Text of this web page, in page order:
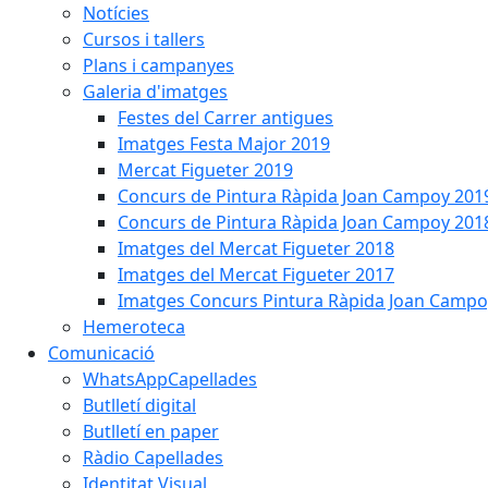
Notícies
Cursos i tallers
Plans i campanyes
Galeria d'imatges
Festes del Carrer antigues
Imatges Festa Major 2019
Mercat Figueter 2019
Concurs de Pintura Ràpida Joan Campoy
Concurs de Pintura Ràpida Joan Campoy
Imatges del Mercat Figueter 2018
Imatges del Mercat Figueter 2017
Imatges Concurs Pintura Ràpida Joan
Hemeroteca
Comunicació
WhatsAppCapellades
Butlletí digital
Butlletí en paper
Ràdio Capellades